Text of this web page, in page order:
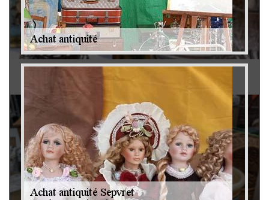
Antiquaire 79